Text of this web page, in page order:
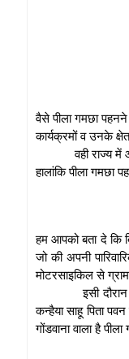
वैसे पीला गमछा
कार्यक्रमों व उनके
वही राज्य में
हालांकि पीला गमछा
हम आपको बता दे कि
जो की अपनी
मोटरसाइकिल से
इसी
कन्हैया साहू पिता
गोंडवाना वाला है